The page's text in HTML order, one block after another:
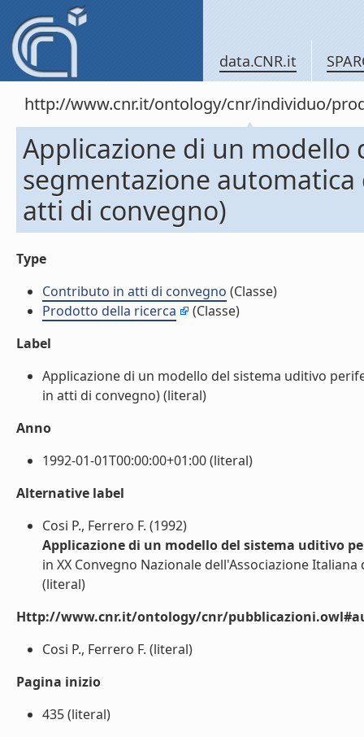
data.CNR.it
http://www.cnr.it/ontology/cnr/individuo/
Applicazione di un
segmentazione
atti di convegno)
Type
Contributo in atti di convegno (Classe)
Prodotto della ricerca
(Classe)
Label
Applicazione di un modello del sistema uditivo
in atti di convegno) (literal)
Anno
1992-01-01T00:00:00+01:00 (literal)
Alternative label
Cosi P., Ferrero F. (1992)
Applicazione di un modello del sistema uditivo
in XX Convegno Nazionale dell'Associazione
(literal)
Http://www.cnr.it/ontology/cnr/
Cosi P., Ferrero F. (literal)
Pagina inizio
435 (literal)